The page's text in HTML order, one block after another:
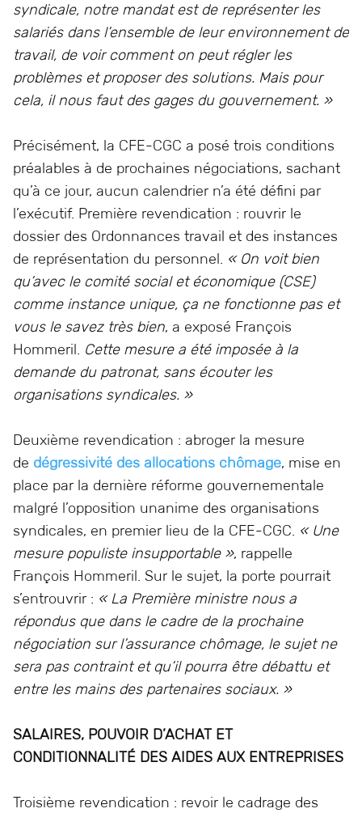
syndicale, notre mandat est de représenter les
salariés dans l’ensemble de leur environnement de
travail, de voir comment on peut régler les
problèmes et proposer des solutions. Mais pour
cela, il nous faut des gages du gouvernement. »
Précisément, la CFE-CGC a posé trois conditions
préalables à de prochaines négociations, sachant
qu’à ce jour, aucun calendrier n’a été défini par
l’exécutif. Première revendication : rouvrir le
dossier des Ordonnances travail et des instances
de représentation du personnel. « On voit bien
qu’avec le comité social et économique (CSE)
comme instance unique, ça ne fonctionne pas et
vous le savez très bien, a exposé François
Hommeril. Cette mesure a été imposée à la
demande du patronat, sans écouter les
organisations syndicales. »
Deuxième revendication : abroger la mesure
de dégressivité des allocations chômage, mise en
place par la dernière réforme gouvernementale
malgré l’opposition unanime des organisations
syndicales, en premier lieu de la CFE-CGC. « Une
mesure populiste insupportable », rappelle
François Hommeril. Sur le sujet, la porte pourrait
s’entrouvrir : « La Première ministre nous a
répondus que dans le cadre de la prochaine
négociation sur l’assurance chômage, le sujet ne
sera pas contraint et qu’il pourra être débattu et
entre les mains des partenaires sociaux. »
SALAIRES, POUVOIR D’ACHAT ET
CONDITIONNALITÉ DES AIDES AUX ENTREPRISES
Troisième revendication : revoir le cadrage des